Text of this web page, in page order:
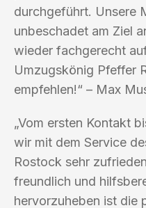
durchgeführt. Unsere
unbeschadet am Ziel
wieder fachgerecht
Umzugskönig Pfeffer
empfehlen!“ – Max
„Vom ersten Kontakt
wir mit dem Service
Rostock sehr
freundlich und
hervorzuheben ist die